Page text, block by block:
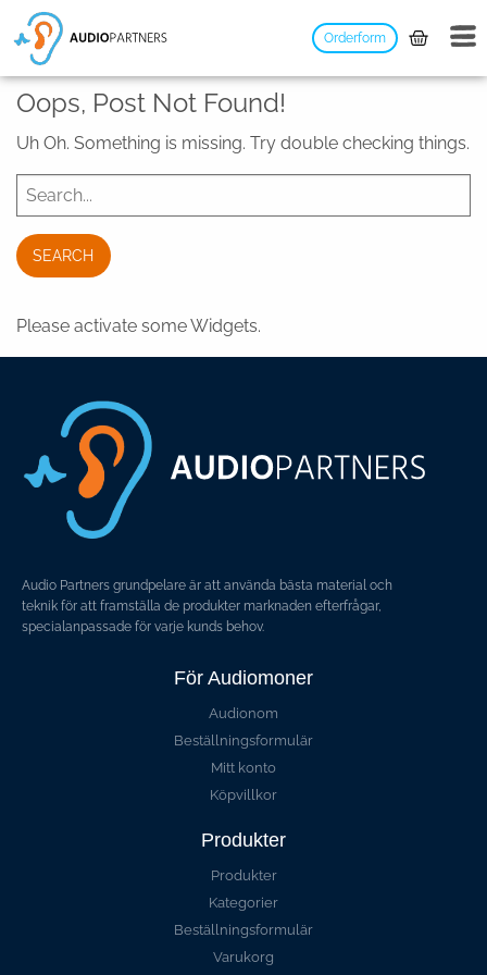
Orderform
Oops, Post Not Found!
Uh Oh. Something is missing. Try double checking things.
Please activate some Widgets.
Audio Partners grundpelare är att använda bästa material och
teknik för att framställa de produkter marknaden efterfrågar,
specialanpassade för varje kunds behov.
För Audiomoner
Audionom
Beställningsformulär
Mitt konto
Köpvillkor
Produkter
Produkter
Kategorier
Beställningsformulär
Varukorg